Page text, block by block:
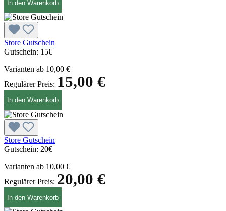
In den Warenkorb
Store Gutschein
Gutschein: 15€
Varianten ab 10,00 €
Regulärer Preis: 15,00 €
In den Warenkorb
Store Gutschein
Gutschein: 20€
Varianten ab 10,00 €
Regulärer Preis: 20,00 €
In den Warenkorb